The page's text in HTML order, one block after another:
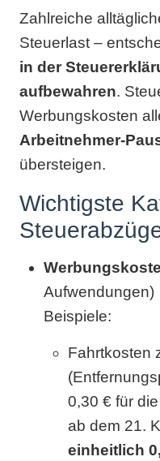
Zahlreiche
Steuerlast –
in der
aufbewahren.
Werbungskosten
Arbeitnehmer-
übersteigen.
Wichtigste
Aufwendungen)
Beispiele:
Fahrtkosten
0,30 € für
ab dem 21.
einheitlich